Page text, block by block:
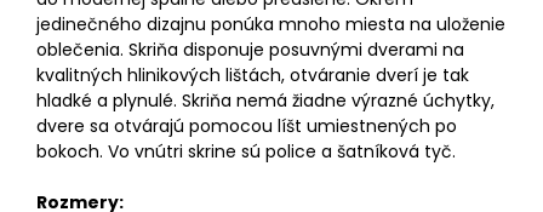
jedinečného dizajnu ponúka mnoho miesta na uloženie
oblečenia. Skriňa disponuje posuvnými dverami na
kvalitných hlinikových lištách, otváranie dverí je tak
hladké a plynulé. Skriňa nemá žiadne výrazné úchytky,
dvere sa otvárajú pomocou líšt umiestnených po
bokoch. Vo vnútri skrine sú police a šatníková tyč.
Rozmery: